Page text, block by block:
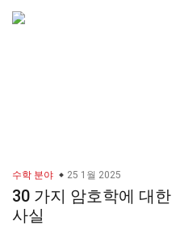
수학 분야 25 1월 2025
30 가지 암호학에 대한
사실